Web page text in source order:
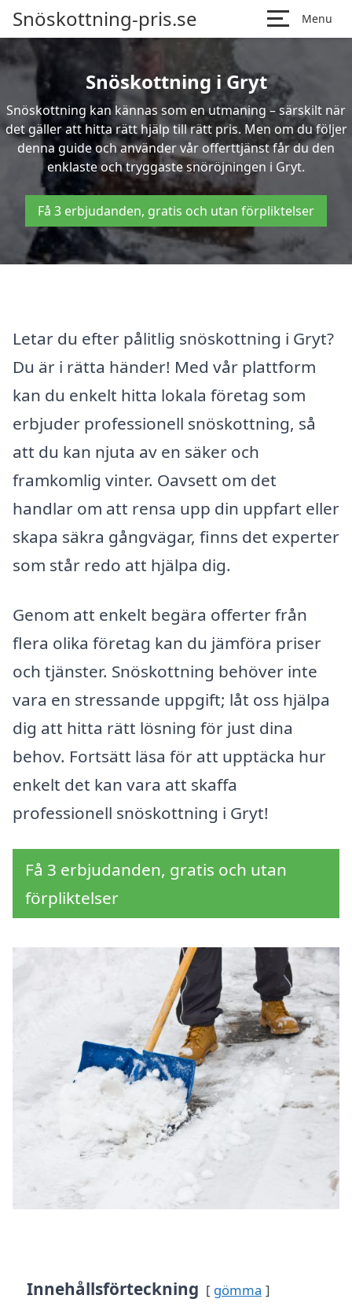
Snöskottning-pris.se Menu
Snöskottning i Gryt
Snöskottning kan kännas som en utmaning – särskilt när
det gäller att hitta rätt hjälp till rätt pris. Men om du följer
denna guide och använder vår offerttjänst får du den
enklaste och tryggaste snöröjningen i Gryt.
Få 3 erbjudanden, gratis och utan förpliktelser
Letar du efter pålitlig snöskottning i Gryt?
Du är i rätta händer! Med vår plattform
kan du enkelt hitta lokala företag som
erbjuder professionell snöskottning, så
att du kan njuta av en säker och
framkomlig vinter. Oavsett om det
handlar om att rensa upp din uppfart eller
skapa säkra gångvägar, finns det experter
som står redo att hjälpa dig.
Genom att enkelt begära offerter från
flera olika företag kan du jämföra priser
och tjänster. Snöskottning behöver inte
vara en stressande uppgift; låt oss hjälpa
dig att hitta rätt lösning för just dina
behov. Fortsätt läsa för att upptäcka hur
enkelt det kan vara att skaffa
professionell snöskottning i Gryt!
Få 3 erbjudanden, gratis och utan
förpliktelser
Innehållsförteckning gömma